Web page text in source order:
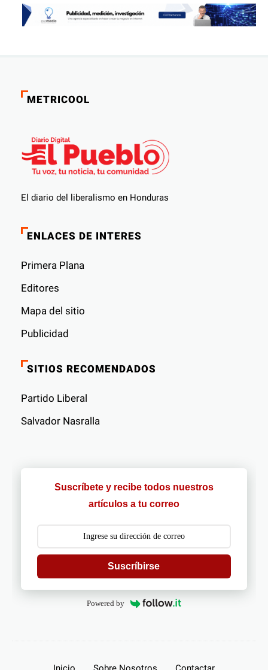
METRICOOL
El diario del liberalismo en Honduras
ENLACES DE INTERES
Primera Plana
Editores
Mapa del sitio
Publicidad
SITIOS RECOMENDADOS
Partido Liberal
Salvador Nasralla
Suscríbete y recibe todos nuestros
artículos a tu correo
Suscríbirse
Powered by